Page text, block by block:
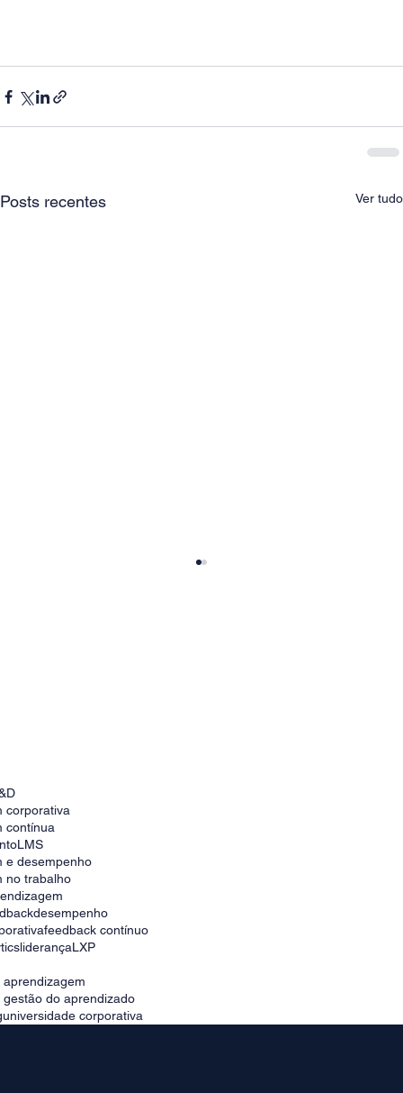
Posts recentes Ver tudo
corporativa
contínua
LMS
e desempenho
no trabalho
desempenho
feedback contínuo
liderançaLXP
do aprendizado
universidade corporativa